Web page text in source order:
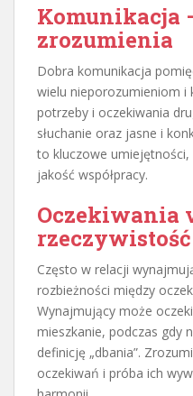
Komunikacja
zrozumienia
Dobra komunikacja
wielu nieporozumieniom
potrzeby i oczekiwania
słuchanie oraz jasne i
to kluczowe umiejętności,
jakość współpracy.
Oczekiwania
rzeczywistość
Często w relacji
rozbieżności między
Wynajmujący może
mieszkanie, podczas gdy
definicję „dbania”.
oczekiwań i próba ich